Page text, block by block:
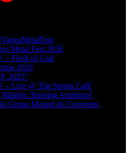
Metal Fest 2026
– Flesh of God
2026
2025”
– Live @ Trip Sports Café
Maiden: Burning Ambition!
Grupo Motard do Convento